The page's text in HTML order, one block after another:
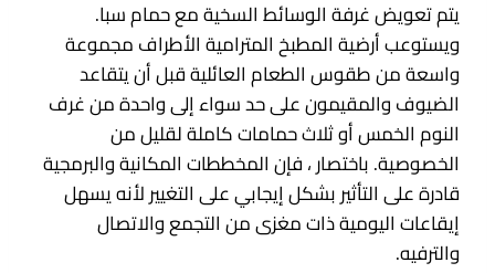
يتم تعويض غرفة الوسائط السخية مع حمام سبا.
ويستوعب أرضية المطبخ المترامية الأطراف مجموعة
واسعة من طقوس الطعام العائلية قبل أن يتقاعد
الضيوف والمقيمون على حد سواء إلى واحدة من غرف
النوم الخمس أو ثلاث حمامات كاملة لقليل من
الخصوصية. باختصار ، فإن المخططات المكانية والبرمجية
قادرة على التأثير بشكل إيجابي على التغيير لأنه يسهل
إيقاعات اليومية ذات مغزى من التجمع والاتصال
والترفيه.